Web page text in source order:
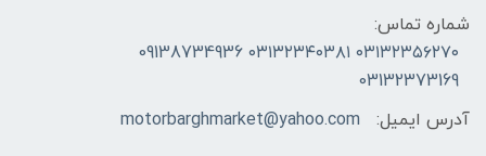
شماره تماس:
۰۳۱۳۲۳۵۶۲۷۰ ۰۳۱۳۲۳۴۰۳۸۱ 09138734936
03132373169
آدرس ایمیل:
motorbarghmarket@yahoo.com